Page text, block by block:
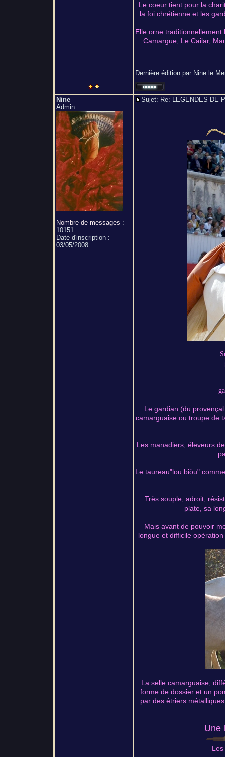
Le coeur tient pour la
la foi chrétienne et les
Elle orne
Camargue, Le Cailar,
Dernière édition par Nine le
Nine
Admin
Nombre de messages :
10151
Date d'inscription :
03/05/2008
Sujet: Re: LEGENDES DE
Le gardian (du
camarguaise ou troupe de
Les manadiers, éleveurs
Le taureau"lou biòu"
Très souple, adroit,
plate, sa
Mais avant de pouvoir
longue et difficile
La selle camarguaise,
forme de dossier et un
par des étriers
Une